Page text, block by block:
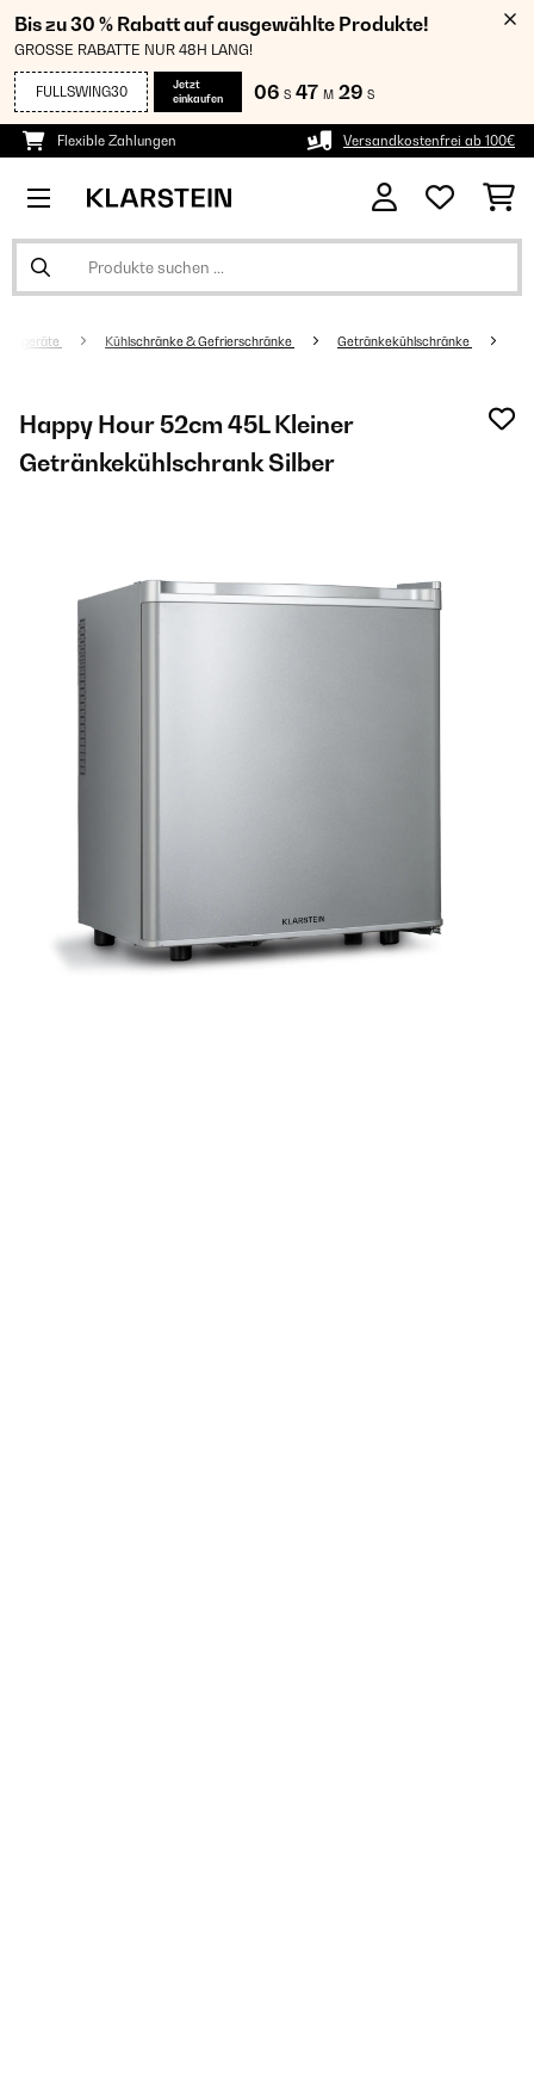
Bis zu 30 % Rabatt auf ausgewählte Produkte!
GROSSE RABATTE NUR 48H LANG!
FULLSWING30
Jetzt
einkaufen
06 S 47 M 28 S
Flexible Zahlungen Versandkostenfrei ab 100€
Kühlschränke & Gefrierschränke Getränkekühlschränke
Happy Hour 52cm 45L Kleiner
Getränkekühlschrank Silber